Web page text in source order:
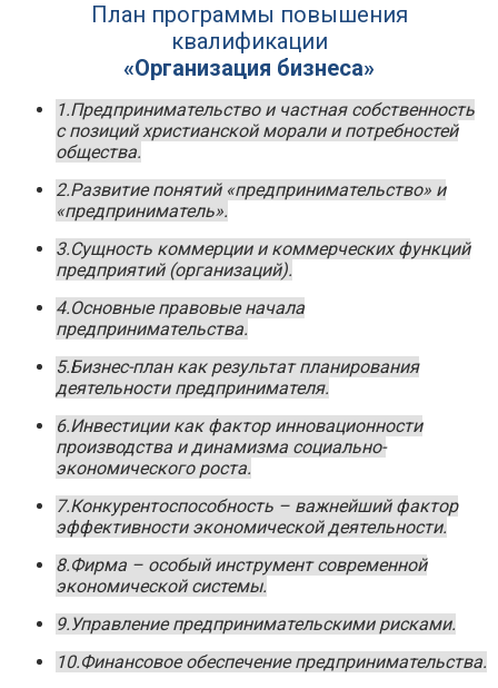
План программы повышения
квалификации
«Организация бизнеса»
1.Предпринимательство и частная собственность
с позиций христианской морали и потребностей
общества.
2.Развитие понятий «предпринимательство» и
«предприниматель».
3.Сущность коммерции и коммерческих функций
предприятий (организаций).
4.Основные правовые начала
предпринимательства.
5.Бизнес-план как результат планирования
деятельности предпринимателя.
6.Инвестиции как фактор инновационности
производства и динамизма социально-
экономического роста.
7.Конкурентоспособность – важнейший фактор
эффективности экономической деятельности.
8.Фирма – особый инструмент современной
экономической системы.
9.Управление предпринимательскими рисками.
10.Финансовое обеспечение предпринимательства.